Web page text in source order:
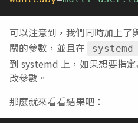
可以注意到，我們同時加上了
關的參數，並且在
到 systemd 上，如果想要指
改參數。
那麼就來看看結果吧：